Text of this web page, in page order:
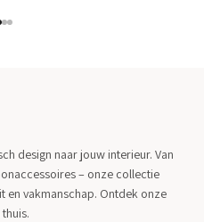
design naar jouw interieur. Van
– onze collectie
en vakmanschap. Ontdek onze